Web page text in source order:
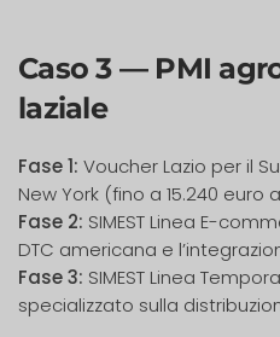
Caso 3 — PMI
laziale
Fase 1: Voucher Lazio per il
New York (fino a 15.240
Fase 2: SIMEST Linea E-
DTC americana e
Fase 3: SIMEST Linea
specializzato sulla